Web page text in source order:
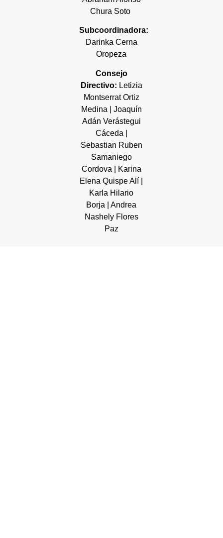
Chura Soto
Subcoordinadora:
Darinka Cerna
Oropeza
Consejo
Directivo: Letizia
Montserrat Ortiz
Medina | Joaquín
Adán Verástegui
Cáceda |
Sebastian Ruben
Samaniego
Cordova | Karina
Elena Quispe Alí |
Karla Hilario
Borja | Andrea
Nashely Flores
Paz